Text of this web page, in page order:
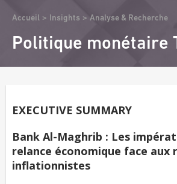
Fil
d'Ariane
Accueil Insights Analyse & Recherche
Politique monétaire
EXECUTIVE SUMMARY
Bank Al-Maghrib : Les
relance économique face aux
inflationnistes